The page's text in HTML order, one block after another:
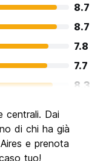
8.7
8.7
7.8
7.7
8.3
centrali. Dai
di chi ha già
e prenota
tuo!